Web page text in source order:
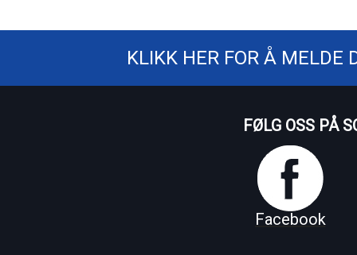
KLIKK HER FOR Å MELDE
FØLG OSS PÅ
Facebook